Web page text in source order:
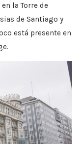
la Torre de
de Santiago y
está presente en